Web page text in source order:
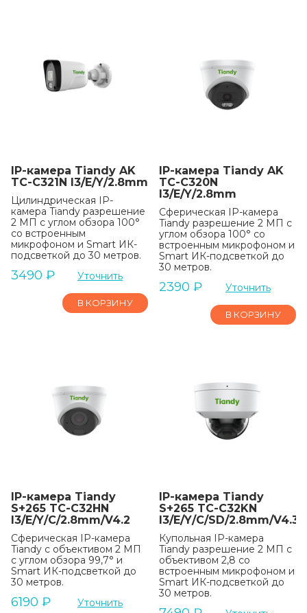
IP-камера Tiandy AK
TC-C321N I3/E/Y/2.8mm
Цилиндрическая IP-
камера Tiandy разрешение
2 МП с углом обзора 100°
со встроенным
микрофоном и Smart ИК-
подсветкой до 30 метров.
3490 ₽ Уточнить
В КОРЗИНУ
IP-камера Tiandy AK
TC-C320N
I3/E/Y/2.8mm
Сферическая IP-камера
Tiandy разрешение 2 МП с
углом обзора 100° со
встроенным микрофоном и
Smart ИК-подсветкой до
30 метров.
2390 ₽ Уточнить
В КОРЗИНУ
IP-камера Tiandy
S+265 TC-C32HN
I3/E/Y/C/2.8mm/V4.2
Сферическая IP-камера
Tiandy с объективом 2 МП
с углом обзора 99,7° и
Smart ИК-подсветкой до
30 метров.
6190 ₽ Уточнить
IP-камера Tiandy
S+265 TC-C32KN
I3/E/Y/C/SD/2.8mm/V4.3
Купольная IP-камера
Tiandy разрешение 2 МП с
объективом 2,8 со
встроенным микрофоном и
Smart ИК-подсветкой до
30 метров.